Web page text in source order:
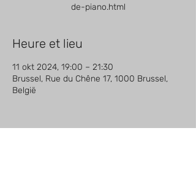
de-piano.html
Heure et lieu
11 okt 2024, 19:00 – 21:30
Brussel, Rue du Chêne 17, 1000 Brussel,
België